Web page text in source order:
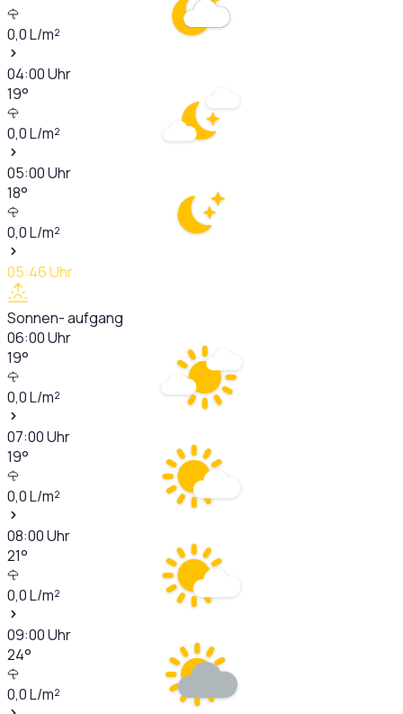
0,0L/m²
04:00Uhr
19°
0,0L/m²
05:00Uhr
18°
0,0L/m²
05:46Uhr
Sonnen- aufgang
06:00Uhr
19°
0,0L/m²
07:00Uhr
19°
0,0L/m²
08:00Uhr
21°
0,0L/m²
09:00Uhr
24°
0,0L/m²